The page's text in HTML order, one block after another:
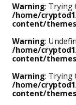
Warning: Trying
/home/
content/
Warning:
/home/
content/
Warning: Trying
/home/
content/